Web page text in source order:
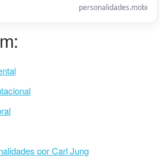
personalidades.mobi
por Carl Jung